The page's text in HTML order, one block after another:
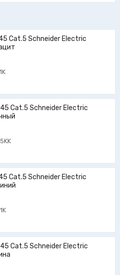
Cat.5 Schneider Electric
Cat.5 Schneider Electric
Cat.5 Schneider Electric
Cat.5 Schneider Electric